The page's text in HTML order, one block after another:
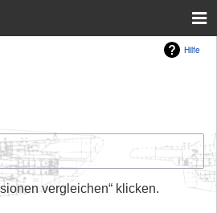
Hilfe
vergleichen“ klicken.